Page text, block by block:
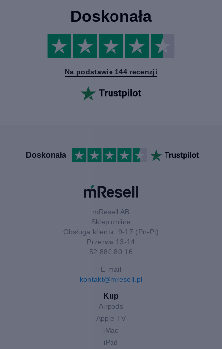
Doskonała
Na podstawie 144 recenzji
Doskonała
mResell AB
Sklep online
Obsługa klienta: 9-17 (Pn-Pt)
Przerwa 13-14
52 880 80 16
E-mail
kontakt@mresell.pl
Kup
Airpods
Apple TV
iMac
iPad